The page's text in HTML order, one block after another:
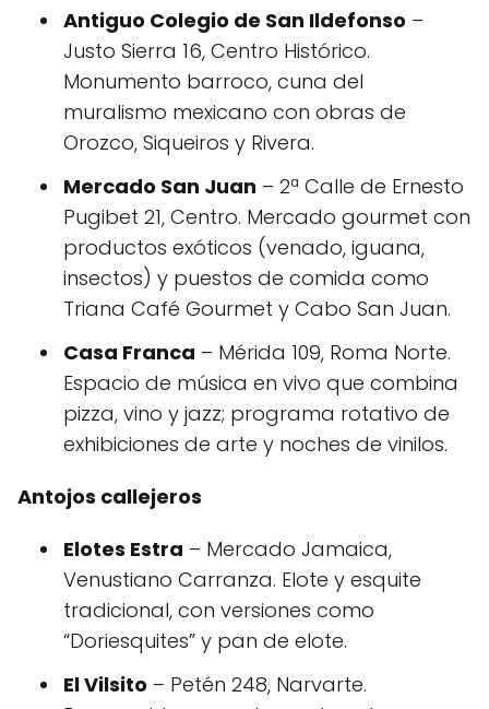
Antiguo Colegio de San Ildefonso –
Justo Sierra 16, Centro Histórico.
Monumento barroco, cuna del
muralismo mexicano con obras de
Orozco, Siqueiros y Rivera.
Mercado San Juan – 2ª Calle de Ernesto
Pugibet 21, Centro. Mercado gourmet con
productos exóticos (venado, iguana,
insectos) y puestos de comida como
Triana Café Gourmet y Cabo San Juan.
Casa Franca – Mérida 109, Roma Norte.
Espacio de música en vivo que combina
pizza, vino y jazz; programa rotativo de
exhibiciones de arte y noches de vinilos.
Antojos callejeros
Elotes Estra – Mercado Jamaica,
Venustiano Carranza. Elote y esquite
tradicional, con versiones como
“Doriesquites” y pan de elote.
El Vilsito – Petén 248, Narvarte.